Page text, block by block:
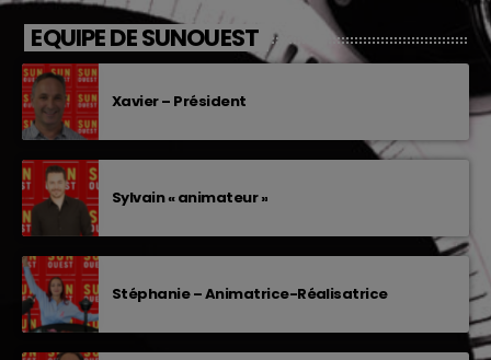
EQUIPE DE SUNOUEST
Xavier – Président
Sylvain « animateur »
Stéphanie – Animatrice-Réalisatrice